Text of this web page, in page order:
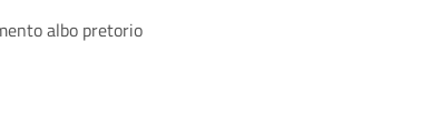
albo pretorio